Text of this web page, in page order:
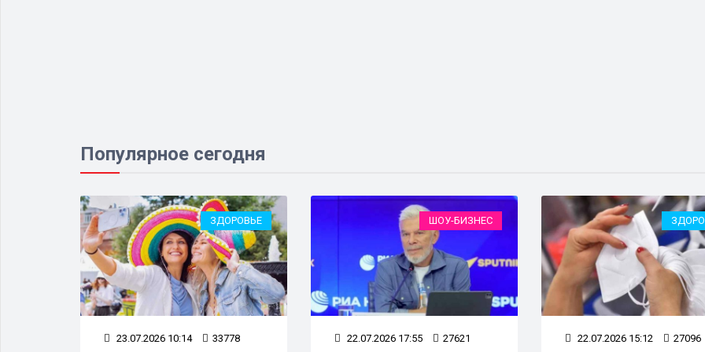
Популярное сегодня
ЗДОРОВЬЕ
23.07.2026 10:14 33778
ШОУ-БИЗНЕС
22.07.2026 17:55 27621 22.07.2026 15:12 27096